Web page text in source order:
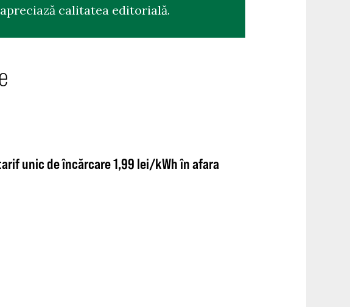
calitatea editorială.
unic de încărcare 1,99 lei/kWh în afara